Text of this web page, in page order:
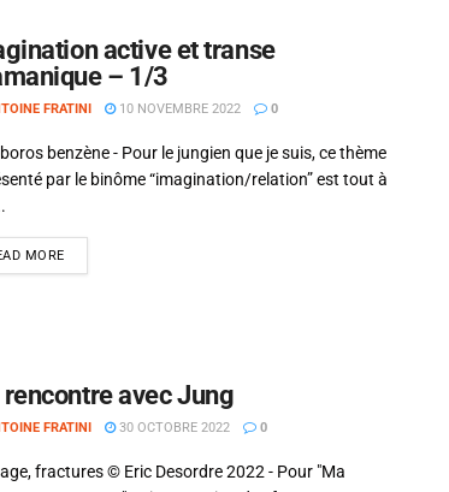
active et transe
– 1/3
FRATINI 10 NOVEMBRE 2022 0
benzène - Pour le jungien que je suis, ce thème
par le binôme “imagination/relation” est tout à
MORE
rencontre avec Jung
FRATINI 30 OCTOBRE 2022 0
fractures © Eric Desordre 2022 - Pour "Ma